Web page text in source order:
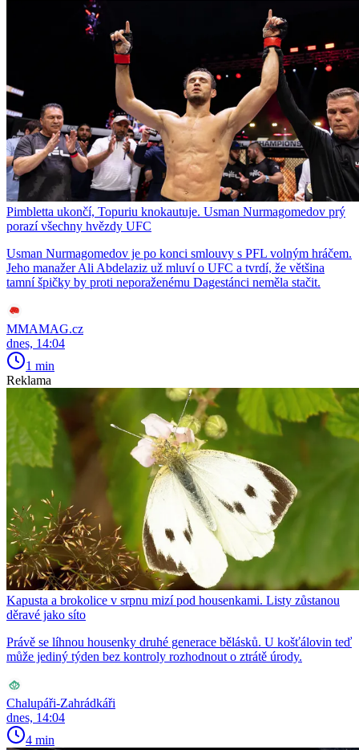
Pimbletta ukončí, Topuriu knokautuje. Usman Nurmagomedov prý
porazí všechny hvězdy UFC
Usman Nurmagomedov je po konci smlouvy s PFL volným hráčem.
Jeho manažer Ali Abdelaziz už mluví o UFC a tvrdí, že většina
tamní špičky by proti neporaženému Dagestánci neměla stačit.
MMAMAG.cz
dnes, 14:04
1 min
Reklama
Kapusta a brokolice v srpnu mizí pod housenkami. Listy zůstanou
děravé jako síto
Právě se líhnou housenky druhé generace bělásků. U košťálovin teď
může jediný týden bez kontroly rozhodnout o ztrátě úrody.
Chalupáři-Zahrádkáři
dnes, 14:04
4 min